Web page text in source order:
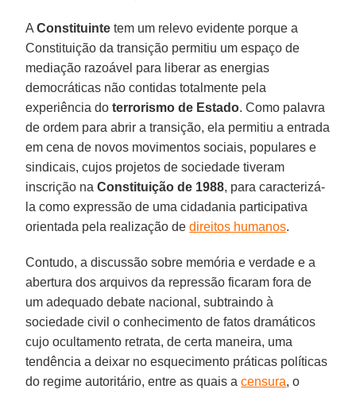
AConstituinte tem um relevo evidente porque a
Constituição da transição permitiu um espaço de
mediação razoável para liberar as energias
democráticas não contidas totalmente pela
experiência doterrorismo de Estado. Como palavra
de ordem para abrir a transição, ela permitiu a entrada
em cena de novos movimentos sociais, populares e
sindicais, cujos projetos de sociedade tiveram
inscrição naConstituição de 1988, para caracterizá-
la como expressão de uma cidadania participativa
orientada pela realização dedireitos humanos.
Contudo, a discussão sobre memória e verdade e a
abertura dos arquivos da repressão ficaram fora de
um adequado debate nacional, subtraindo à
sociedade civil o conhecimento de fatos dramáticos
cujo ocultamento retrata, de certa maneira, uma
tendência a deixar no esquecimento práticas políticas
do regime autoritário, entre as quais acensura, o